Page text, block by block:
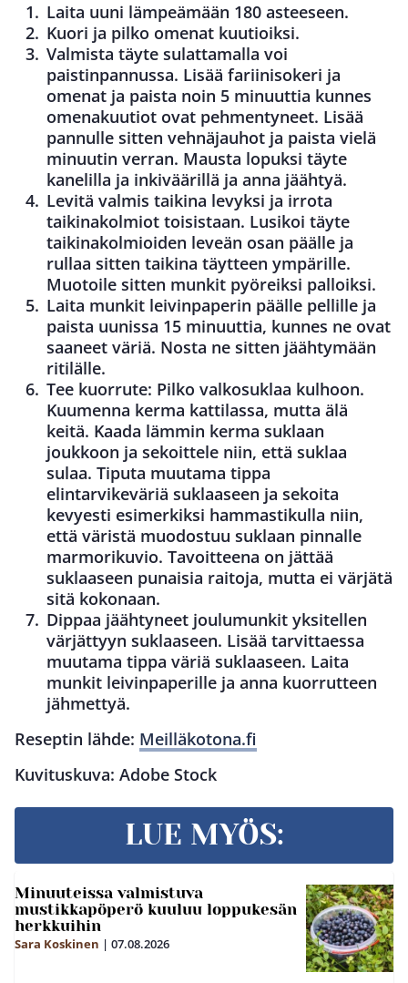
Laita uuni lämpeämään 180 asteeseen.
Kuori ja pilko omenat kuutioiksi.
Valmista täyte sulattamalla voi
paistinpannussa. Lisää fariinisokeri ja
omenat ja paista noin 5 minuuttia kunnes
omenakuutiot ovat pehmentyneet. Lisää
pannulle sitten vehnäjauhot ja paista vielä
minuutin verran. Mausta lopuksi täyte
kanelilla ja inkiväärillä ja anna jäähtyä.
Levitä valmis taikina levyksi ja irrota
taikinakolmiot toisistaan. Lusikoi täyte
taikinakolmioiden leveän osan päälle ja
rullaa sitten taikina täytteen ympärille.
Muotoile sitten munkit pyöreiksi palloiksi.
Laita munkit leivinpaperin päälle pellille ja
paista uunissa 15 minuuttia, kunnes ne ovat
saaneet väriä. Nosta ne sitten jäähtymään
ritilälle.
Tee kuorrute: Pilko valkosuklaa kulhoon.
Kuumenna kerma kattilassa, mutta älä
keitä. Kaada lämmin kerma suklaan
joukkoon ja sekoittele niin, että suklaa
sulaa. Tiputa muutama tippa
elintarvikeväriä suklaaseen ja sekoita
kevyesti esimerkiksi hammastikulla niin,
että väristä muodostuu suklaan pinnalle
marmorikuvio. Tavoitteena on jättää
suklaaseen punaisia raitoja, mutta ei värjätä
sitä kokonaan.
Dippaa jäähtyneet joulumunkit yksitellen
värjättyyn suklaaseen. Lisää tarvittaessa
muutama tippa väriä suklaaseen. Laita
munkit leivinpaperille ja anna kuorrutteen
jähmettyä.
Reseptin lähde: Meilläkotona.fi
Kuvituskuva: Adobe Stock
LUE MYÖS:
Minuuteissa valmistuva
mustikkapöperö kuuluu loppukesän
herkkuihin
Sara Koskinen | 07.08.2026